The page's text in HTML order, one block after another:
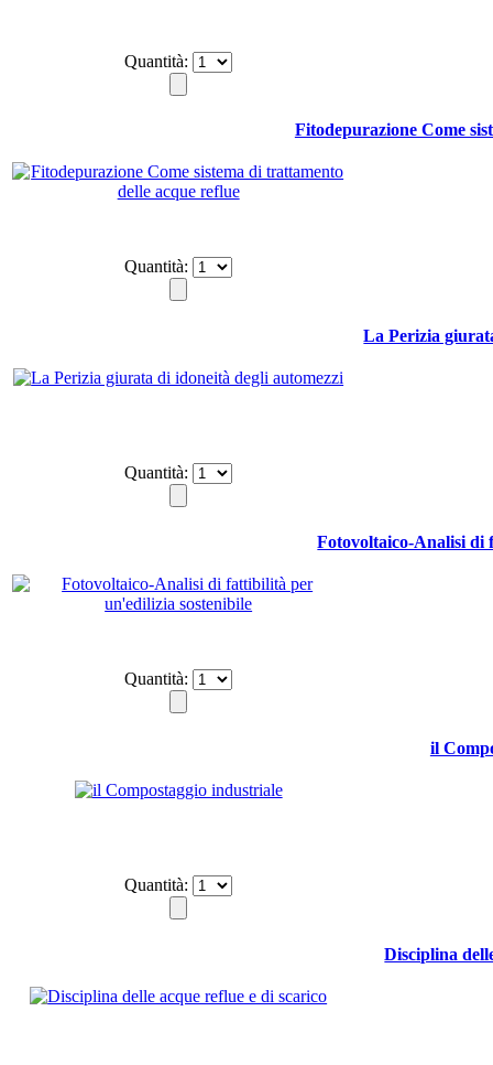
Quantità:
Fitodepurazione Come
Quantità:
La Perizia
Quantità:
Fotovoltaico-Analisi di
Quantità:
il
Quantità:
Disciplina